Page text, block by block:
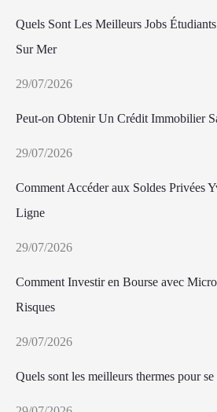
Quels Sont Les Meilleurs Jobs
Sur Mer
29/07/2026
Peut-on Obtenir Un Crédit Immobilier
29/07/2026
Comment Accéder aux Soldes Privées
Ligne
29/07/2026
Comment Investir en Bourse avec
Risques
29/07/2026
Quels sont les meilleurs thermes pour se